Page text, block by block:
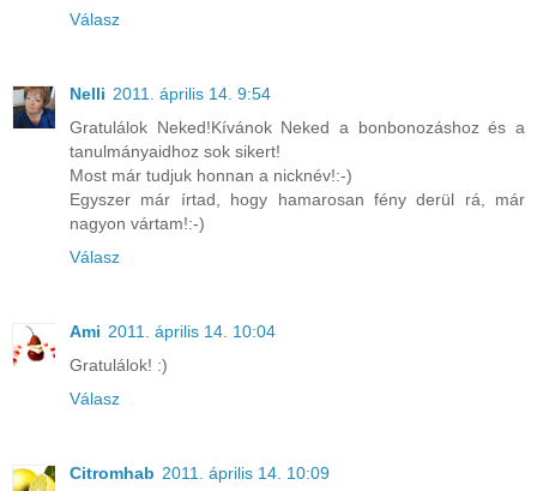
Válasz
Nelli 2011. április 14. 9:54
Gratulálok Neked!Kívánok Neked a bonbonozáshoz és a
tanulmányaidhoz sok sikert!
Most már tudjuk honnan a nicknév!:-)
Egyszer már írtad, hogy hamarosan fény derül rá, már
nagyon vártam!:-)
Válasz
Ami 2011. április 14. 10:04
Gratulálok! :)
Válasz
Citromhab 2011. április 14. 10:09